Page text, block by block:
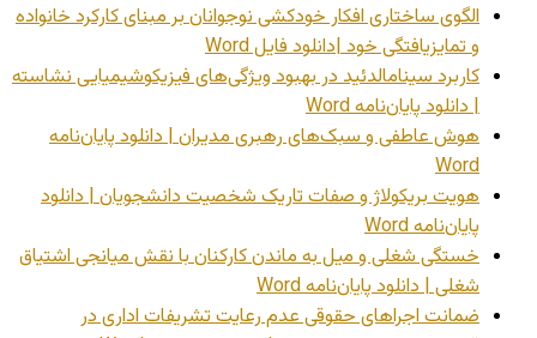
الگوی ساختاری افکار خودکشی نوجوانان بر مبنای کارکرد خانواده
و تمایزیافتگی خود |دانلود فایل Word
کاربرد سینامالدئید در بهبود ویژگی‌های فیزیکوشیمیایی نشاسته
| دانلود پایان‌نامه Word
هوش عاطفی و سبک‌های رهبری مدیران | دانلود پایان‌نامه
Word
هویت بریکولاژ و صفات تاریک شخصیت دانشجویان | دانلود
پایان‌نامه Word
خستگی شغلی و میل به ماندن کارکنان با نقش میانجی اشتیاق
شغلی | دانلود پایان‌نامه Word
ضمانت اجراهای حقوقی عدم رعایت تشریفات اداری در